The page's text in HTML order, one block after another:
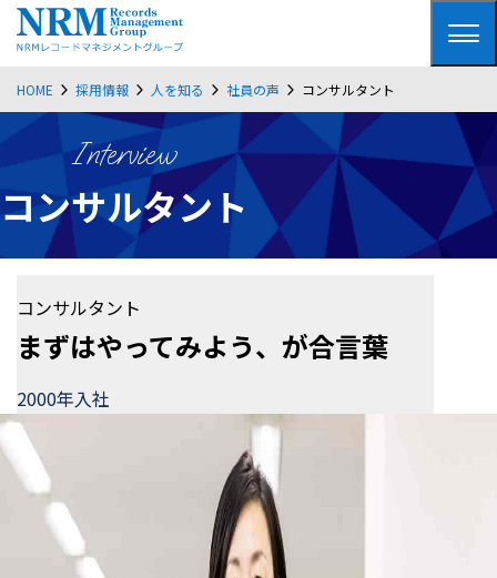
HOME 採用情報 人を知る 社員の声 コンサルタント
Interview
コンサルタント
コンサルタント
まずはやってみよう、が合言葉
2000年入社